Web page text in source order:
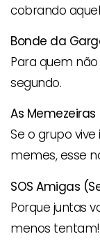
cobrando
Bonde da
Para quem
segundo.
As Memezeiras
Se o grupo
memes, esse
SOS Amigas
Porque juntas
menos tentam!